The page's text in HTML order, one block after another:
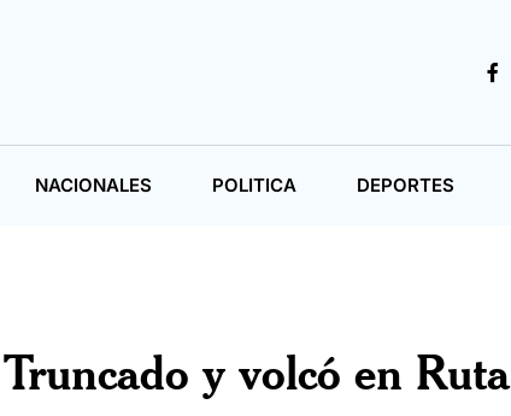
NACIONALES POLITICA DEPORTES
y volcó en Ruta